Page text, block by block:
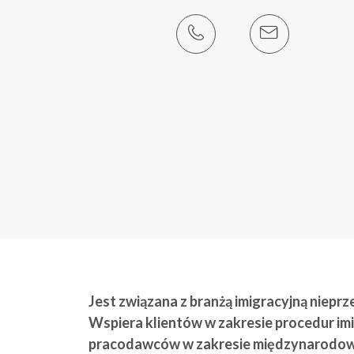
Jest związana z branżą imigracyjną
Wspiera klientów w zakresie procedur
pracodawców w zakresie